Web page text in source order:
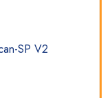
SP V2